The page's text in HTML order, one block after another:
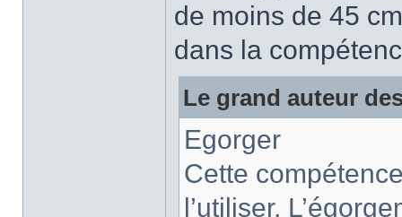
de moins de 45
dans la
Le grand auteur
Egorger
Cette
l’utiliser.